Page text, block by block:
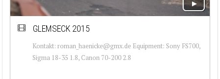
GLEMSECK 2015
Kontakt: roman_haenicke@gmx.de Equipment: Sony FS700,
Sigma 18-35 1.8, Canon 70-200 2.8